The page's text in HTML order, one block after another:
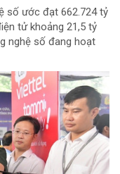
số ước đạt 662.724 tỷ
tử khoảng 21,5 tỷ
nghệ số đang hoạt